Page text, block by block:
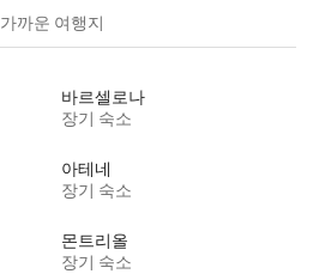
가까운 여행지
바르셀로나
장기 숙소
아테네
장기 숙소
몬트리올
장기 숙소